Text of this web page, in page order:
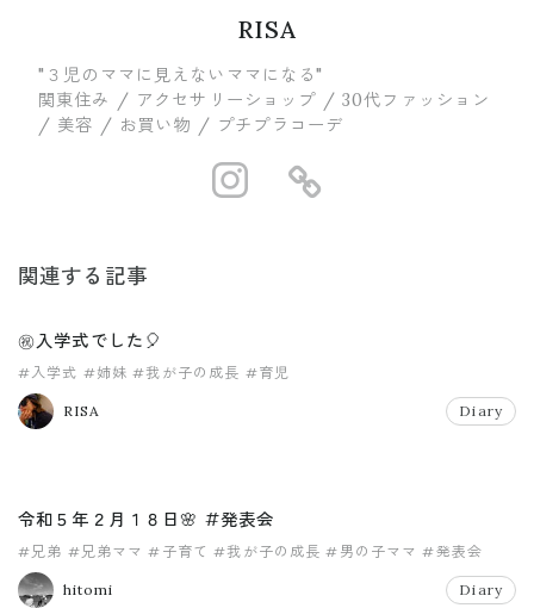
RISA
"３児のママに見えないママになる"
関東住み / アクセサリーショップ / 30代ファッション
/ 美容 / お買い物 / プチプラコーデ
https://
関連する記事
㊗️入学式でした🎈
#入学式 #姉妹 #我が子の成長 #育児
RISA Diary
令和５年２月１８日🌸 #発表会
#兄弟 #兄弟ママ #子育て #我が子の成長 #男の子ママ #発表会
hitomi Diary